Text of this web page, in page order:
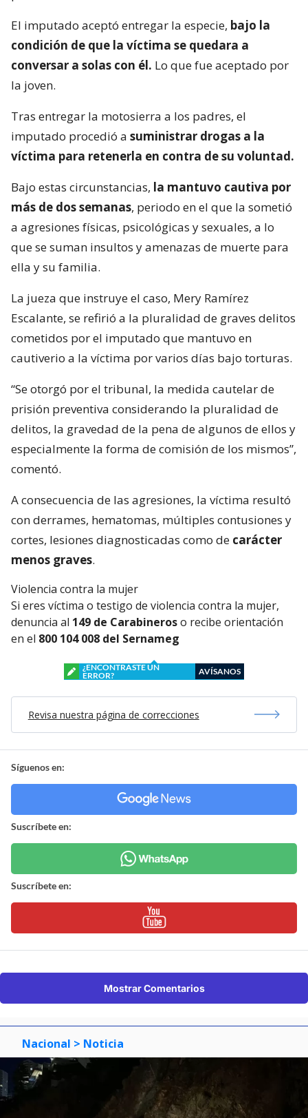
El imputado aceptó entregar la especie, bajo la
condición de que la víctima se quedara a
conversar a solas con él. Lo que fue aceptado por
la joven.
Tras entregar la motosierra a los padres, el
imputado procedió a suministrar drogas a la
víctima para retenerla en contra de su voluntad.
Bajo estas circunstancias, la mantuvo cautiva por
más de dos semanas, periodo en el que la sometió
a agresiones físicas, psicológicas y sexuales, a lo
que se suman insultos y amenazas de muerte para
ella y su familia.
La jueza que instruye el caso, Mery Ramírez
Escalante, se refirió a la pluralidad de graves delitos
cometidos por el imputado que mantuvo en
cautiverio a la víctima por varios días bajo torturas.
“Se otorgó por el tribunal, la medida cautelar de
prisión preventiva considerando la pluralidad de
delitos, la gravedad de la pena de algunos de ellos y
especialmente la forma de comisión de los mismos”,
comentó.
A consecuencia de las agresiones, la víctima resultó
con derrames, hematomas, múltiples contusiones y
cortes, lesiones diagnosticadas como de carácter
menos graves.
Violencia contra la mujer
Si eres víctima o testigo de violencia contra la mujer,
denuncia al 149 de Carabineroso recibe orientación
en el 800 104 008 del Sernameg
¿ENCONTRASTE UN
ERROR?
AVÍSANOS
Revisa nuestra página de correcciones
Síguenos en:
Suscríbete en:
Suscríbete en:
Mostrar Comentarios
Nacional > Noticia